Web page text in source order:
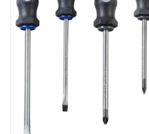
Meubelvilt
Cadeaubonnen